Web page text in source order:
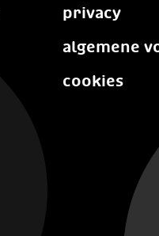
privacy
algemene
cookies